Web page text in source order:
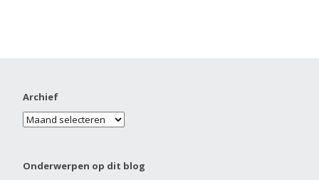
Archief
Onderwerpen op dit blog